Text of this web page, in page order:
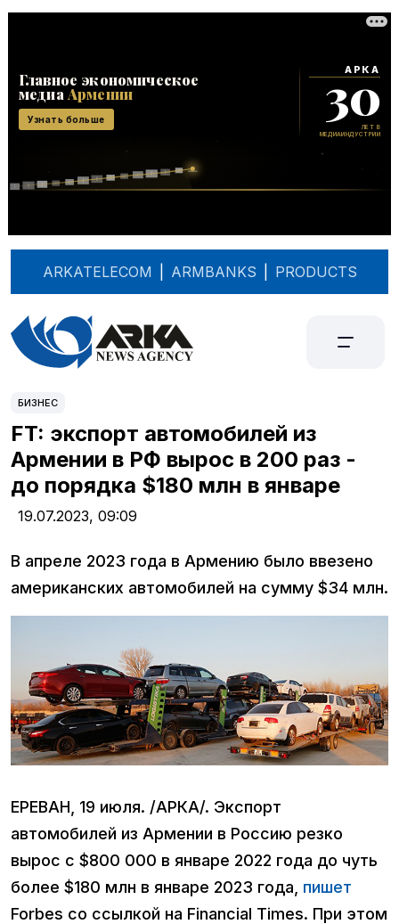
ARKATELECOM ARMBANKS PRODUCTS
БИЗНЕС
FT: экспорт автомобилей из
Армении в РФ вырос в 200 раз -
до порядка $180 млн в январе
19.07.2023, 09:09
В апреле 2023 года в Армению было ввезено
американских автомобилей на сумму $34 млн.
ЕРЕВАН, 19 июля. /АРКА/. Экспорт
автомобилей из Армении в Россию резко
вырос с $800 000 в январе 2022 года до чуть
более $180 млн в январе 2023 года, пишет
Forbes со ссылкой на Financial Times. При этом